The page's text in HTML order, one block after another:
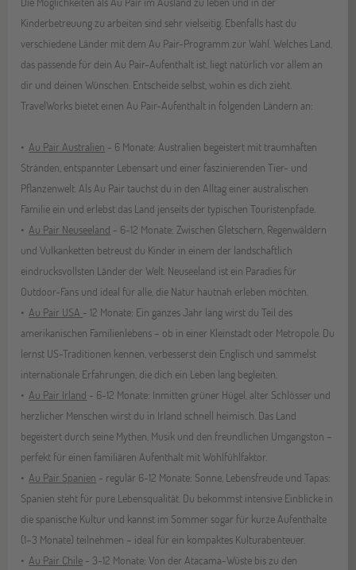
Kinderbetreuung zu arbeiten sind sehr vielseitig. Ebenfalls hast du
verschiedene Länder mit dem Au Pair-Programm zur Wahl. Welches Land,
das passende für dein Au Pair-Aufenthalt ist, liegt natürlich vor allem an
dir und deinen Wünschen. Entscheide selbst, wohin es dich zieht.
TravelWorks bietet einen Au Pair-Aufenthalt in folgenden Ländern an:
Au Pair Australien - 6 Monate: Australien begeistert mit traumhaften
Stränden, entspannter Lebensart und einer faszinierenden Tier- und
Pflanzenwelt. Als Au Pair tauchst du in den Alltag einer australischen
Familie ein und erlebst das Land jenseits der typischen Touristenpfade.
Au Pair Neuseeland - 6-12 Monate: Zwischen Gletschern, Regenwäldern
und Vulkanketten betreust du Kinder in einem der landschaftlich
eindrucksvollsten Länder der Welt. Neuseeland ist ein Paradies für
Outdoor-Fans und ideal für alle, die Natur hautnah erleben möchten.
Au Pair USA - 12 Monate: Ein ganzes Jahr lang wirst du Teil des
amerikanischen Familienlebens – ob in einer Kleinstadt oder Metropole. Du
lernst US-Traditionen kennen, verbesserst dein Englisch und sammelst
internationale Erfahrungen, die dich ein Leben lang begleiten.
Au Pair Irland - 6-12 Monate: Inmitten grüner Hügel, alter Schlösser und
herzlicher Menschen wirst du in Irland schnell heimisch. Das Land
begeistert durch seine Mythen, Musik und den freundlichen Umgangston –
perfekt für einen familiären Aufenthalt mit Wohlfühlfaktor.
Au Pair Spanien - regulär 6-12 Monate: Sonne, Lebensfreude und Tapas:
Spanien steht für pure Lebensqualität. Du bekommst intensive Einblicke in
die spanische Kultur und kannst im Sommer sogar für kurze Aufenthalte
(1–3 Monate) teilnehmen – ideal für ein kompaktes Kulturabenteuer.
Au Pair Chile - 3-12 Monate: Von der Atacama-Wüste bis zu den